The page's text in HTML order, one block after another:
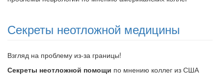
Секреты неотложной медицины
Взгляд на проблему из-за границы!
Секреты неотложной помощи по мнению коллег из США